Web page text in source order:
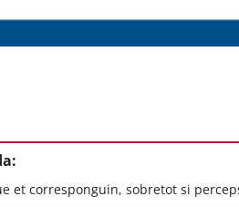
et corresponguin, sobretot si